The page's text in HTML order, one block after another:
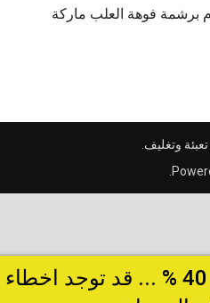
فوهة العلب ماركة
وتغليف
.
خصومات تصل الى 40 % ... قد توجد اخطاء